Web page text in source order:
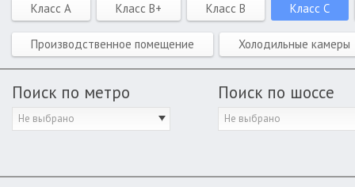
Класс A Класс B+ Класс B Класс C
Производственное помещение Холодильные камеры
Поиск по метро
Не выбрано
Поиск по шоссе
Не выбрано